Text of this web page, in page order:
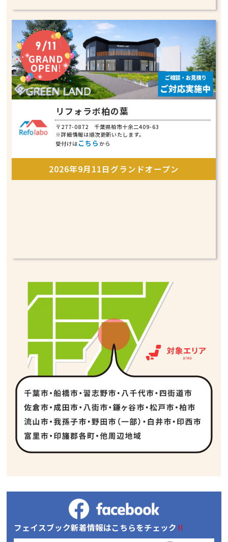
リフォラボ柏の葉
〒277-0872 千葉県柏市十余二409-63
※詳細情報は順次更新いたします。
受付けは こちらから
2026年9月11日グランドオープン
フェイスブック新着情報はこちらをチェック